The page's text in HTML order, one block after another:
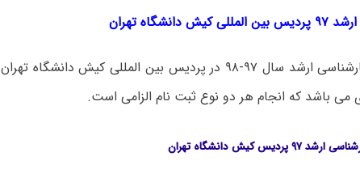
تهران
فرآیند ثبت نام پذیرفته شدگان کارشناسی ارشد سال ۹۷-۹۸ در پردیس بین المللی کیش دانشگاه تهران
باشد که انجام هر دو نوع ثبت نام الزامی است.
کیش دانشگاه تهران